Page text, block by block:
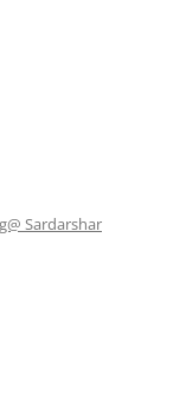
Sardarshar